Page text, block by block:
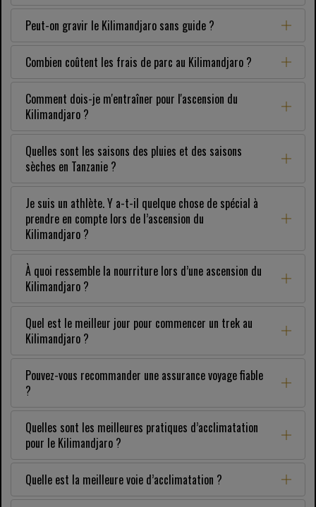
Peut-on gravir le Kilimandjaro sans guide ?
Combien coûtent les frais de parc au Kilimandjaro ?
Comment dois-je m'entraîner pour l'ascension du
Kilimandjaro ?
Quelles sont les saisons des pluies et des saisons
sèches en Tanzanie ?
Je suis un athlète. Y a-t-il quelque chose de spécial à
prendre en compte lors de l’ascension du
Kilimandjaro ?
À quoi ressemble la nourriture lors d’une ascension du
Kilimandjaro ?
Quel est le meilleur jour pour commencer un trek au
Kilimandjaro ?
Pouvez-vous recommander une assurance voyage fiable
?
Quelles sont les meilleures pratiques d’acclimatation
pour le Kilimandjaro ?
Quelle est la meilleure voie d’acclimatation ?